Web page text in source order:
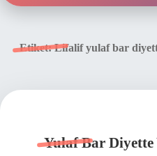
Etiket:Lifalif yulaf bar
Yulaf Bar